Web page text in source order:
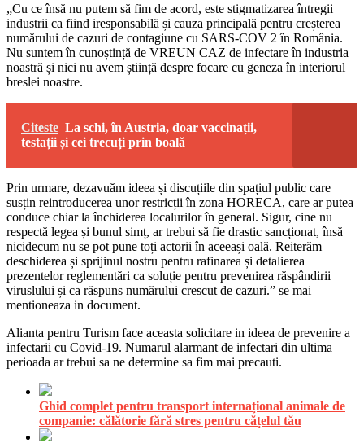
„Cu ce însă nu putem să fim de acord, este stigmatizarea întregii
industrii ca fiind iresponsabilă și cauza principală pentru creșterea
numărului de cazuri de contagiune cu SARS-COV 2 în România.
Nu suntem în cunoștință de VREUN CAZ de infectare în industria
noastră și nici nu avem știință despre focare cu geneza în interiorul
breslei noastre.
Citeste La schi, în Austria, doar vaccinații,
testații și cei trecuți prin boală
Prin urmare, dezavuăm ideea și discuțiile din spațiul public care
susțin reintroducerea unor restricții în zona HORECA, care ar putea
conduce chiar la închiderea localurilor în general. Sigur, cine nu
respectă legea și bunul simț, ar trebui să fie drastic sancționat, însă
nicidecum nu se pot pune toți actorii în aceeași oală. Reiterăm
deschiderea și sprijinul nostru pentru rafinarea și detalierea
prezentelor reglementări ca soluție pentru prevenirea răspândirii
viruslului și ca răspuns numărului crescut de cazuri.” se mai
mentioneaza in document.
Alianta pentru Turism face aceasta solicitare in ideea de prevenire a
infectarii cu Covid-19. Numarul alarmant de infectari din ultima
perioada ar trebui sa ne determine sa fim mai precauti.
Ghid complet pentru transport internațional animale de
companie: călătorie fără stres pentru cățelul tău